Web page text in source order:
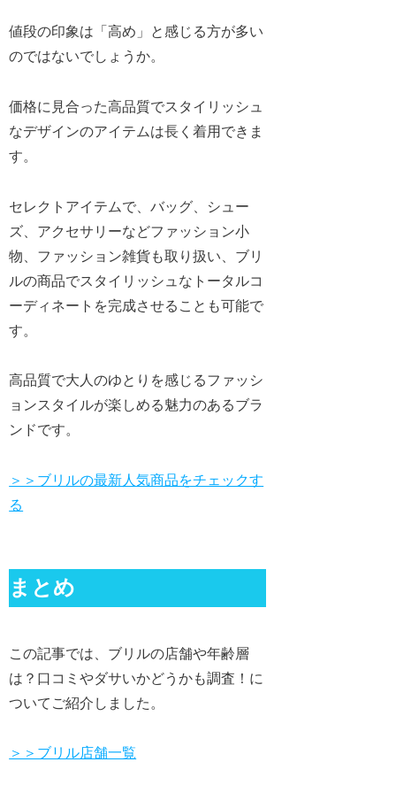
値段の印象は「高め」と感じる方が多い
のではないでしょうか。
価格に見合った高品質でスタイリッシュ
なデザインのアイテムは長く着用できま
す。
セレクトアイテムで、バッグ、シュー
ズ、アクセサリーなどファッション小
物、ファッション雑貨も取り扱い、ブリ
ルの商品でスタイリッシュなトータルコ
ーディネートを完成させることも可能で
す。
高品質で大人のゆとりを感じるファッシ
ョンスタイルが楽しめる魅力のあるブラ
ンドです。
＞＞ブリルの最新人気商品をチェックす
る
まとめ
この記事では、ブリルの店舗や年齢層
は？口コミやダサいかどうかも調査！に
ついてご紹介しました。
＞＞ブリル店舗一覧